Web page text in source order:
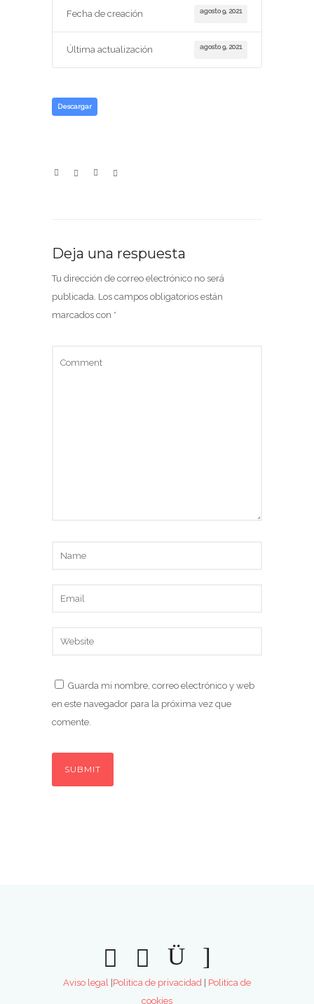
Fecha de creación agosto 9, 2021
Última actualización agosto 9, 2021
Descargar
Deja una respuesta
Tu dirección de correo electrónico no será
publicada. Los campos obligatorios están
marcados con *
Guarda mi nombre, correo electrónico y web
en este navegador para la próxima vez que
comente.
Aviso legal |Politica de privacidad | Politica de
cookies